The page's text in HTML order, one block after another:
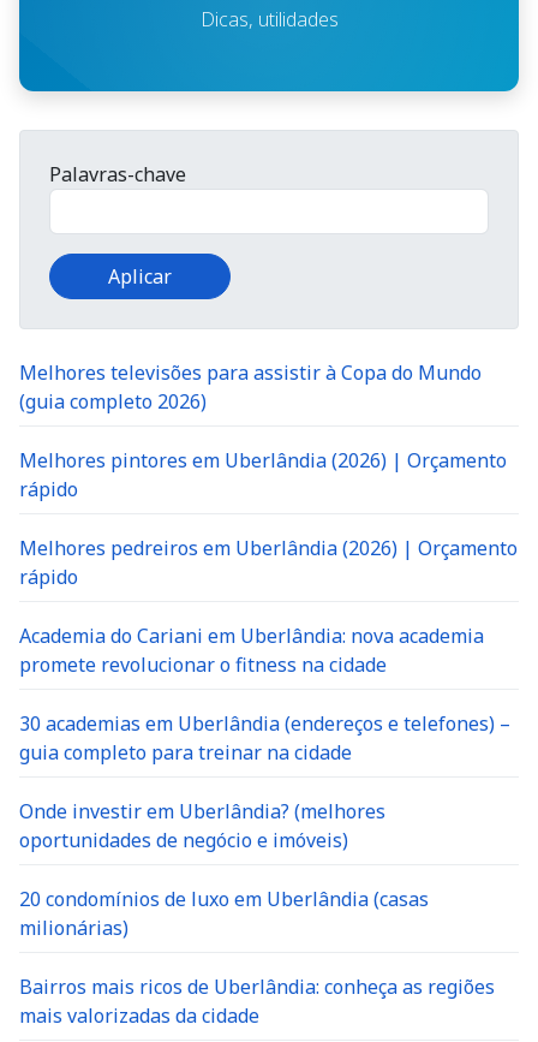
Dicas, utilidades
Palavras-chave
Melhores televisões para assistir à Copa do Mundo
(guia completo 2026)
Melhores pintores em Uberlândia (2026) | Orçamento
rápido
Melhores pedreiros em Uberlândia (2026) | Orçamento
rápido
Academia do Cariani em Uberlândia: nova academia
promete revolucionar o fitness na cidade
30 academias em Uberlândia (endereços e telefones) –
guia completo para treinar na cidade
Onde investir em Uberlândia? (melhores
oportunidades de negócio e imóveis)
20 condomínios de luxo em Uberlândia (casas
milionárias)
Bairros mais ricos de Uberlândia: conheça as regiões
mais valorizadas da cidade